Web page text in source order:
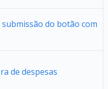
do botão com
de despesas